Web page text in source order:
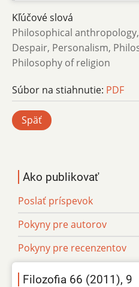
Kľúčové slová
Philosophical
Despair, Personalism,
Philosophy of religion
Súbor na stiahnutie: PDF
Späť
Ako publikovať
Poslať príspevok
Pokyny pre autorov
Pokyny pre recenzentov
Filozofia 66 (2011), 9